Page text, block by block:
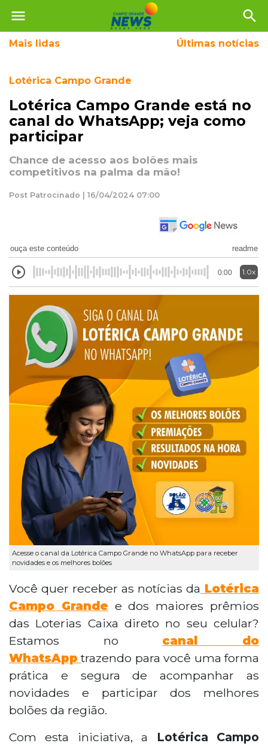
menu search
Mais lidas Últimas notícias
Lotérica Campo Grande
Lotérica Campo Grande está no
canal do WhatsApp; veja como
participar
Chance de acesso aos bolões mais
competitivos na palma da mão!
Post Patrocinado | 16/04/2024 07:00
ouça este conteúdo readme
0:00 1.0x
Acesse o canal da Lotérica Campo Grande no WhatsApp para receber
novidades e os melhores bolões
Você quer receber as notícias da Lotérica
Campo Grande e dos maiores prêmios
das Loterias Caixa direto no seu celular?
Estamos no
canal do
WhatsApp trazendo para você uma forma
prática e segura de acompanhar as
novidades e participar dos melhores
bolões da região.
Com esta iniciativa, a Lotérica Campo